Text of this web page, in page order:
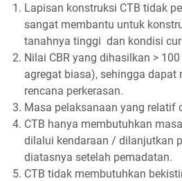
Lapisan konstruksi CTB tidak
sangat membantu untuk
tanahnya tinggi dan kondisi
Nilai CBR yang dihasilkan >
agregat biasa), sehingga dapat
rencana perkerasan.
Masa pelaksanaan yang relatif
CTB hanya membutuhkan
dilalui kendaraan / dilanjutkan
diatasnya setelah pemadatan.
CTB tidak membutuhkan